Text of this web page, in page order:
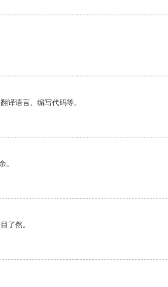
译语言、编写代码等。
。
了然。